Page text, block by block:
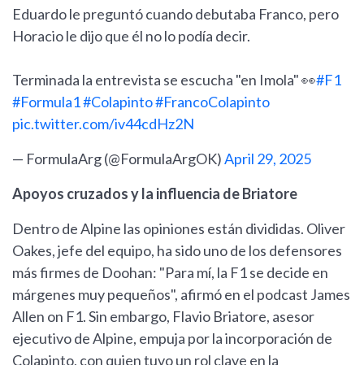
Eduardo le preguntó cuando debutaba Franco, pero
Horacio le dijo que él no lo podía decir.
Terminada la entrevista se escucha "en Imola" 👀#F1
#Formula1#Colapinto#FrancoColapinto
pic.twitter.com/iv44cdHz2N
— FormulaArg (@FormulaArgOK)April 29, 2025
Apoyos cruzados y la influencia de Briatore
Dentro de Alpine las opiniones están divididas. Oliver
Oakes, jefe del equipo, ha sido uno de los defensores
más firmes de Doohan: "Para mí, la F1 se decide en
márgenes muy pequeños", afirmó en el podcast James
Allen on F1. Sin embargo, Flavio Briatore, asesor
ejecutivo de Alpine, empuja por la incorporación de
Colapinto, con quien tuvo un rol clave en la